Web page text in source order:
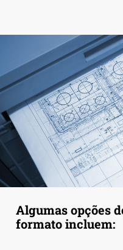
Algumas opções
formato incluem: